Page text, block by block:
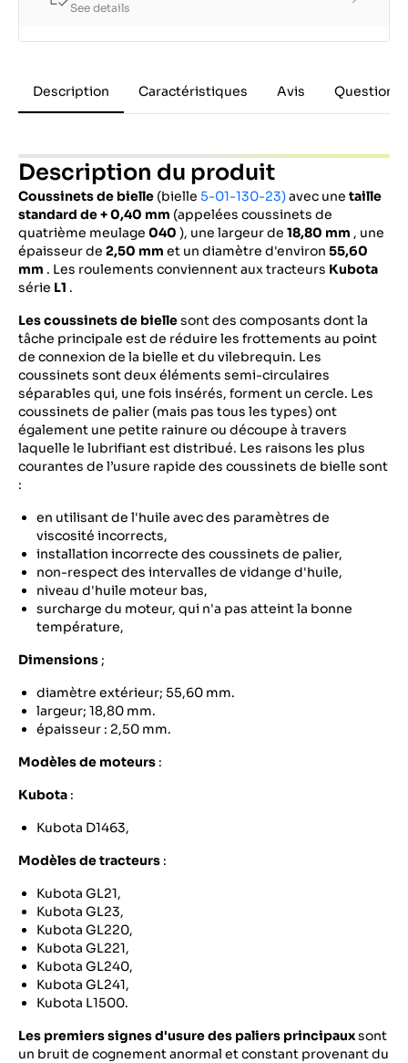
See details
Description Caractéristiques Avis Questions
Description du produit
Coussinets de bielle (bielle 5-01-130-23)avec une taille
standard de + 0,40 mm (appelées coussinets de
quatrième meulage 040 ), une largeur de 18,80 mm , une
épaisseur de 2,50 mm et un diamètre d'environ 55,60
mm . Les roulements conviennent aux tracteurs Kubota
série L1 .
Les coussinets de biellesont des composants dont la
tâche principale est de réduire les frottements au point
de connexion de la bielle et du vilebrequin. Les
coussinets sont deux éléments semi-circulaires
séparables qui, une fois insérés, forment un cercle. Les
coussinets de palier (mais pas tous les types) ont
également une petite rainure ou découpe à travers
laquelle le lubrifiant est distribué. Les raisons les plus
courantes de l’usure rapide des coussinets de bielle sont
:
en utilisant de l'huile avec des paramètres de
viscosité incorrects,
installation incorrecte des coussinets de palier,
non-respect des intervalles de vidange d'huile,
niveau d'huile moteur bas,
surcharge du moteur, qui n'a pas atteint la bonne
température,
Dimensions ;
diamètre extérieur; 55,60 mm.
largeur; 18,80 mm.
épaisseur : 2,50 mm.
Modèles de moteurs :
Kubota :
Kubota D1463,
Modèles de tracteurs :
Kubota GL21,
Kubota GL23,
Kubota GL220,
Kubota GL221,
Kubota GL240,
Kubota GL241,
Kubota L1500.
Les premiers signes d'usure des paliers principauxsont
un bruit de cognement anormal et constant provenant du